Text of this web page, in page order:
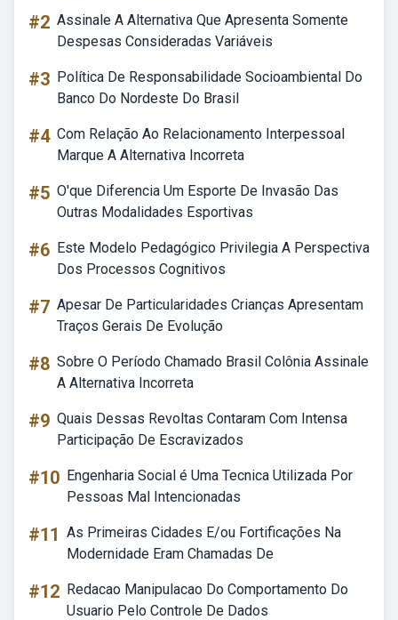
#2 Assinale A Alternativa Que Apresenta Somente
Despesas Consideradas Variáveis
#3 Política De Responsabilidade Socioambiental Do
Banco Do Nordeste Do Brasil
#4 Com Relação Ao Relacionamento Interpessoal
Marque A Alternativa Incorreta
#5 O'que Diferencia Um Esporte De Invasão Das
Outras Modalidades Esportivas
#6 Este Modelo Pedagógico Privilegia A Perspectiva
Dos Processos Cognitivos
#7 Apesar De Particularidades Crianças Apresentam
Traços Gerais De Evolução
#8 Sobre O Período Chamado Brasil Colônia Assinale
A Alternativa Incorreta
#9 Quais Dessas Revoltas Contaram Com Intensa
Participação De Escravizados
#10 Engenharia Social é Uma Tecnica Utilizada Por
Pessoas Mal Intencionadas
#11 As Primeiras Cidades E/ou Fortificações Na
Modernidade Eram Chamadas De
#12 Redacao Manipulacao Do Comportamento Do
Usuario Pelo Controle De Dados